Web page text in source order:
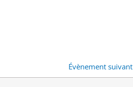
Évènement suivant